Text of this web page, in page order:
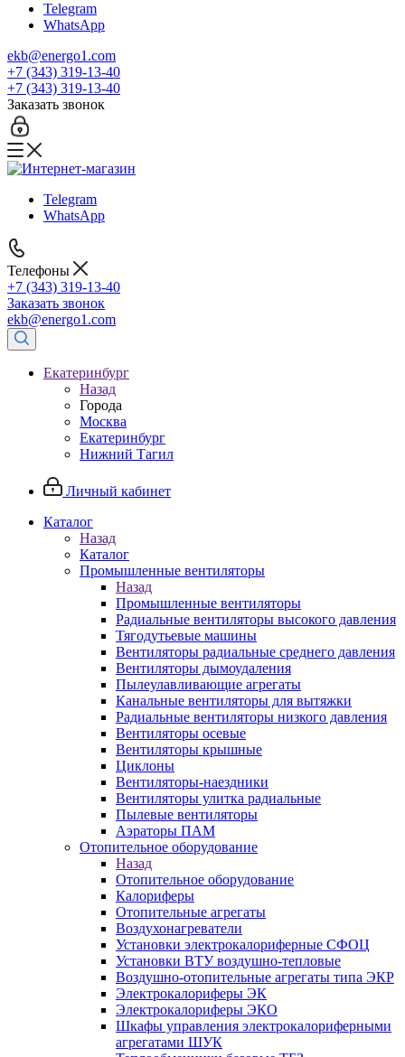
Telegram
WhatsApp
ekb@energo1.com
+7 (343) 319-13-40
+7 (343) 319-13-40
Заказать звонок
Telegram
WhatsApp
Телефоны
+7 (343) 319-13-40
Заказать звонок
ekb@energo1.com
Екатеринбург
Назад
Города
Москва
Екатеринбург
Нижний Тагил
Личный кабинет
Каталог
Назад
Каталог
Промышленные вентиляторы
Назад
Промышленные вентиляторы
Радиальные вентиляторы высокого давления
Тягодутьевые машины
Вентиляторы радиальные среднего давления
Вентиляторы дымоудаления
Пылеулавливающие агрегаты
Канальные вентиляторы для вытяжки
Радиальные вентиляторы низкого давления
Вентиляторы осевые
Вентиляторы крышные
Циклоны
Вентиляторы-наездники
Вентиляторы улитка радиальные
Пылевые вентиляторы
Аэраторы ПАМ
Отопительное оборудование
Назад
Отопительное оборудование
Калориферы
Отопительные агрегаты
Воздухонагреватели
Установки электрокалориферные СФОЦ
Установки ВТУ воздушно-тепловые
Воздушно-отопительные агрегаты типа ЭКР
Электрокалориферы ЭК
Электрокалориферы ЭКО
Шкафы управления электрокалориферными
агрегатами ШУК